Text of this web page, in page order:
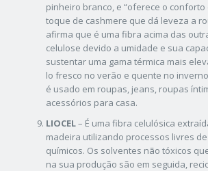
pinheiro branco, e “oferece o conforto
toque de cashmere que dá leveza a
afirma que é uma fibra acima das
celulose devido a umidade e sua
sustentar uma gama térmica mais
lo fresco no verão e quente no
é usado em roupas, jeans, roupas
acessórios para casa.
LIOCEL– É uma fibra celulósica
madeira utilizando processos livres
químicos. Os solventes não tóxicos
na sua produção são em seguida,